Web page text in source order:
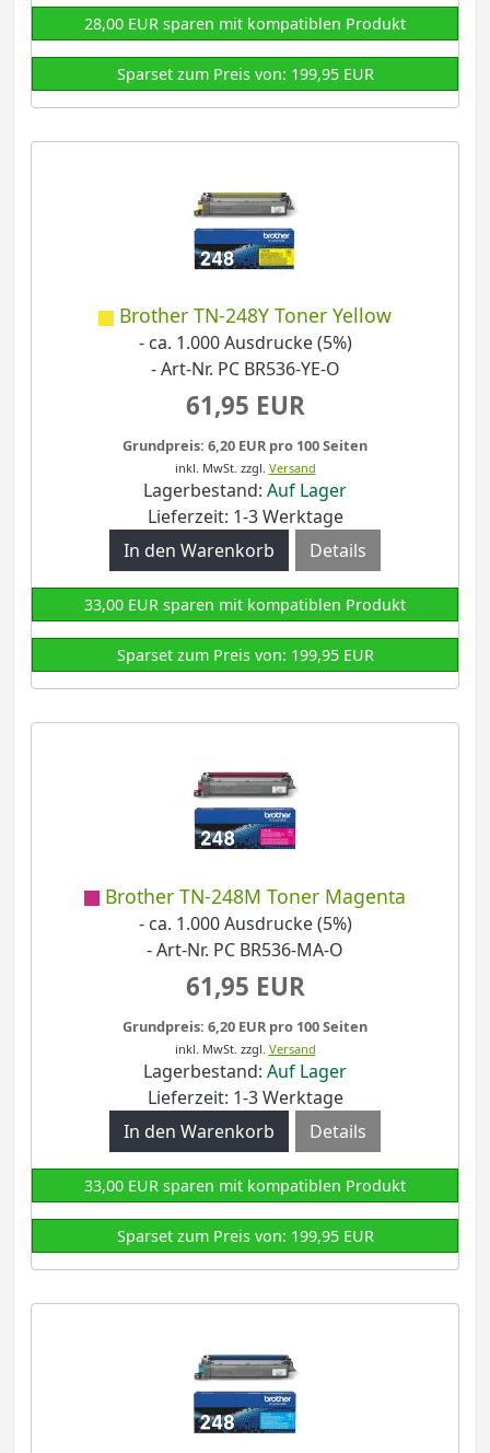
28,00 EUR sparen mit kompatiblen Produkt
Sparset zum Preis von: 199,95 EUR
Brother TN-248Y Toner Yellow
- ca. 1.000 Ausdrucke (5%)
- Art-Nr. PC BR536-YE-O
61,95 EUR
Grundpreis: 6,20 EUR pro 100 Seiten
inkl. MwSt. zzgl. Versand
Lagerbestand: Auf Lager
Lieferzeit: 1-3 Werktage
Details
33,00 EUR sparen mit kompatiblen Produkt
Sparset zum Preis von: 199,95 EUR
Brother TN-248M Toner Magenta
- ca. 1.000 Ausdrucke (5%)
- Art-Nr. PC BR536-MA-O
61,95 EUR
Grundpreis: 6,20 EUR pro 100 Seiten
inkl. MwSt. zzgl. Versand
Lagerbestand: Auf Lager
Lieferzeit: 1-3 Werktage
Details
33,00 EUR sparen mit kompatiblen Produkt
Sparset zum Preis von: 199,95 EUR